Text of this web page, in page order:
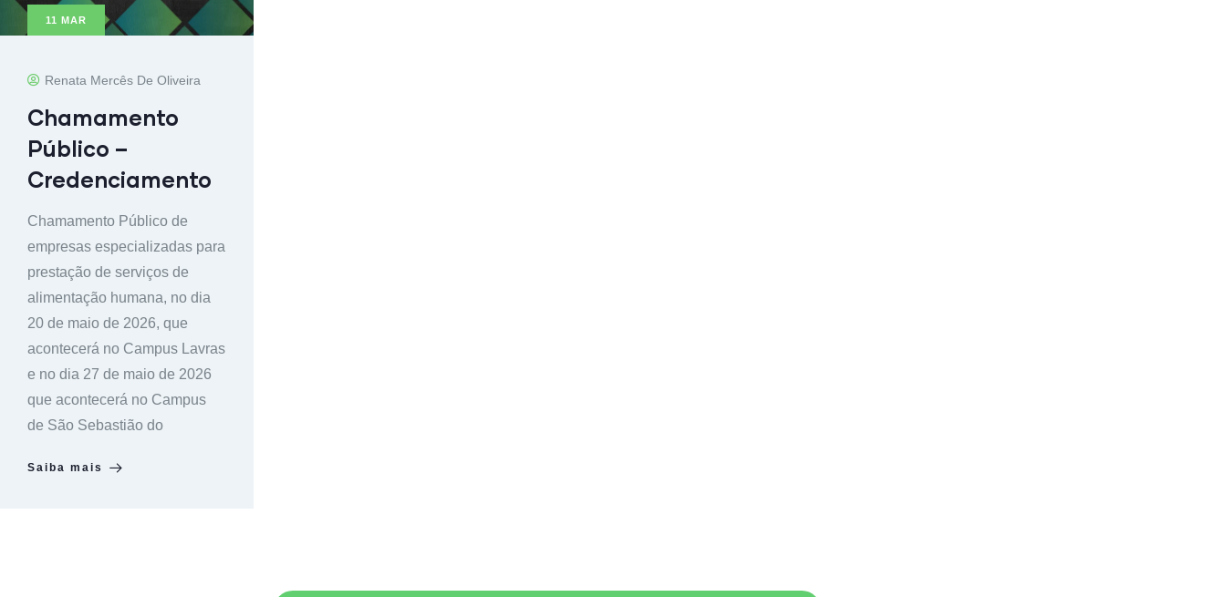
11 MAR
Renata Mercês De Oliveira
Chamamento
Público –
Credenciamento
Chamamento Público de
empresas especializadas para
prestação de serviços de
alimentação humana, no dia
20 de maio de 2026, que
acontecerá no Campus Lavras
e no dia 27 de maio de 2026
que acontecerá no Campus
de São Sebastião do
Saiba mais